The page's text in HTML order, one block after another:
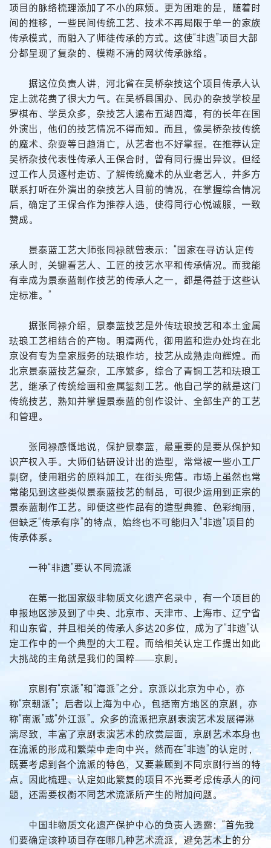
项目的脉络梳理添加了不小的麻烦。更为困难的是，随着时
间的推移，一些民间传统工艺、技术不再局限于单一的家族
传承模式，而融入了师徒传承的方式。这使“非遗”项目大部
分都呈现了复杂的、模糊不清的网状传承脉络。
据这位负责人讲，河北省在吴桥杂技这个项目传承人认
定上就花费了很大力气。在吴桥县国办、民办的杂技学校星
罗棋布、学员众多，杂技艺人遍布五湖四海，有的长年在国
外演出，他们的技艺情况不得而知。而且，像吴桥杂技传统
的魔术、杂耍等日趋消亡，从艺者也不好掌握。在推荐认定
吴桥杂技代表性传承人王保合时，曾有同行提出异议。但经
过工作人员逐村走访、了解传统魔术的从业老艺人，并多方
联系打听在外演出的杂技艺人目前的情况，在掌握综合情况
后，确定了王保合作为推荐人选，使得同行心悦诚服，一致
赞成。
景泰蓝工艺大师张同禄就曾表示：“国家在寻访认定传
承人时，关键看艺人、工匠的技艺水平和传承情况。而我能
有幸成为景泰蓝制作技艺的传承人之一，都是得益于这些认
定标准。”
据张同禄介绍，景泰蓝技艺是外传珐琅技艺和本土金属
珐琅工艺相结合的产物。明清两代，御用监和造办处均在北
京设有专为皇家服务的珐琅作坊，技艺从成熟走向辉煌。而
北京景泰蓝技艺复杂，工序繁多，综合了青铜工艺和珐琅工
艺，继承了传统绘画和金属錾刻工艺。他自己学的就是这门
传统技艺，熟知并掌握景泰蓝的创作设计、全部生产的工艺
和管理。
张同禄感慨地说，保护景泰蓝，最重要的是要从保护知
识产权入手。大师们钻研设计出的造型，常常被一些小工厂
剽窃，使用粗劣的原料加工，在街头兜售。市场上虽然也常
常能见到这些类似景泰蓝技艺的制品，可很少运用到正宗的
景泰蓝制作工艺。即便这些作品有的造型典雅、色彩绚丽，
但缺乏“传承有序”的特点，始终也不可能归入“非遗”项目的
传承体系。
一种“非遗”要认不同流派
在第一批国家级非物质文化遗产名录中，有一个项目的
申报地区涉及到了中央、北京市、天津市、上海市、辽宁省
和山东省，并且相关的传承人多达20多位，成为了“非遗”认
定工作中的一个典型的大工程。而给相关认定工作提出如此
大挑战的主角就是我们的国粹——京剧。
京剧有“京派”和“海派”之分。京派以北京为中心，亦
称“京朝派”；后者以上海为中心，包括南方地区的京剧，亦
称“南派”或“外江派”。众多的流派把京剧表演艺术发展得淋
漓尽致，丰富了京剧表演艺术的欣赏层面，京剧艺术本身也
在流派的形成和繁荣中走向中兴。然而在“非遗”的认定时，
既要考虑到各个流派的特色，又要兼顾到不同京剧行当的特
点。因此梳理、认定如此繁复的项目不光要考虑传承人的问
题，还需要权衡不同艺术流派所产生的附加问题。
中国非物质文化遗产保护中心的负责人透露：“首先我
们要确定该种项目存在哪几种艺术流派，避免艺术上的分